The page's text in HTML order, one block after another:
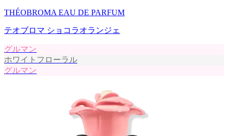
THÉOBROMA EAU DE PARFUM
テオブロマ ショコラオランジェ
グルマン
ホワイトフローラル
グルマン